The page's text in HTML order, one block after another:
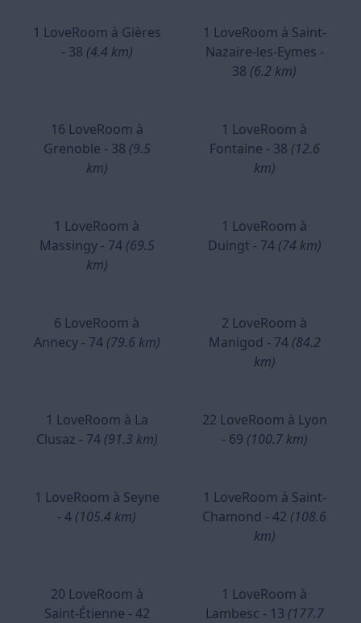
1 LoveRoom à Gières
- 38 (4.4 km)
1 LoveRoom à Saint-
Nazaire-les-Eymes -
38 (6.2 km)
16 LoveRoom à
Grenoble - 38 (9.5
km)
1 LoveRoom à
Fontaine - 38 (12.6
km)
1 LoveRoom à
Massingy - 74 (69.5
km)
1 LoveRoom à
Duingt - 74 (74 km)
6 LoveRoom à
Annecy - 74 (79.6 km)
2 LoveRoom à
Manigod - 74 (84.2
km)
1 LoveRoom à La
Clusaz - 74 (91.3 km)
22 LoveRoom à Lyon
- 69 (100.7 km)
1 LoveRoom à Seyne
- 4 (105.4 km)
1 LoveRoom à Saint-
Chamond - 42 (108.6
km)
20 LoveRoom à
Saint-Étienne - 42
1 LoveRoom à
Lambesc - 13 (177.7